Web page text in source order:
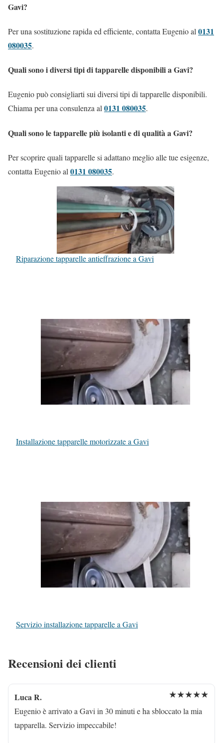
Gavi?
Per una sostituzione rapida ed efficiente, contatta Eugenio al 0131
080035.
Quali sono i diversi tipi di tapparelle disponibili a Gavi?
Eugenio può consigliarti sui diversi tipi di tapparelle disponibili.
Chiama per una consulenza al0131 080035.
Quali sono le tapparelle più isolanti e di qualità a Gavi?
Per scoprire quali tapparelle si adattano meglio alle tue esigenze,
contatta Eugenio al 0131 080035.
Riparazione tapparelle antieffrazione a Gavi
Installazione tapparelle motorizzate a Gavi
Servizio installazione tapparelle a Gavi
Recensioni dei clienti
Luca R. ★★★★★
Eugenio è arrivato a Gavi in 30 minuti e ha sbloccato la mia
tapparella. Servizio impeccabile!